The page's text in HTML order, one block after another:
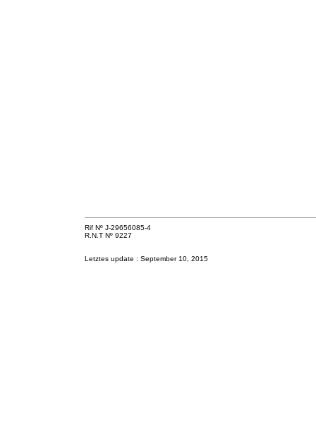
Rif Nº J-29656085-4
R.N.T Nº 9227
Letztes update : September 10, 2015